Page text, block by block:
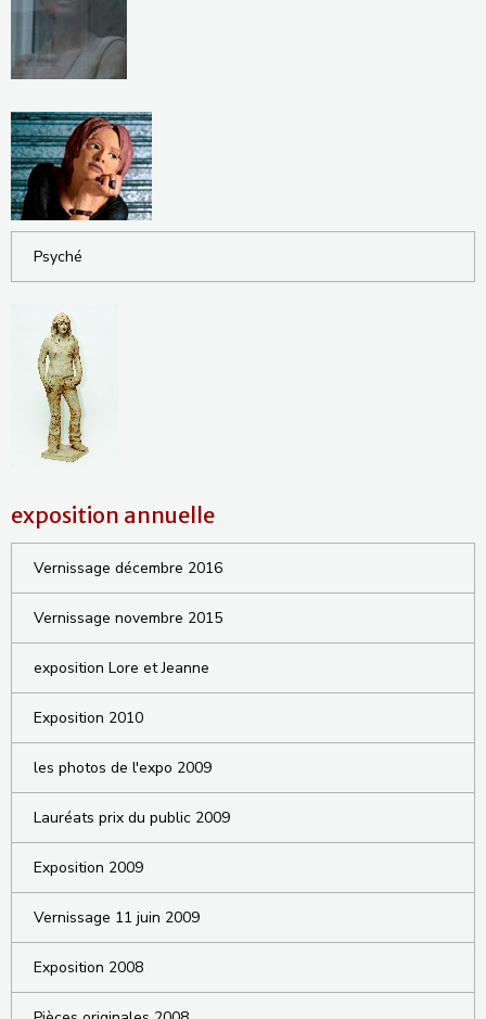
Psyché
exposition annuelle
Vernissage décembre 2016
Vernissage novembre 2015
exposition Lore et Jeanne
Exposition 2010
les photos de l'expo 2009
Lauréats prix du public 2009
Exposition 2009
Vernissage 11 juin 2009
Exposition 2008